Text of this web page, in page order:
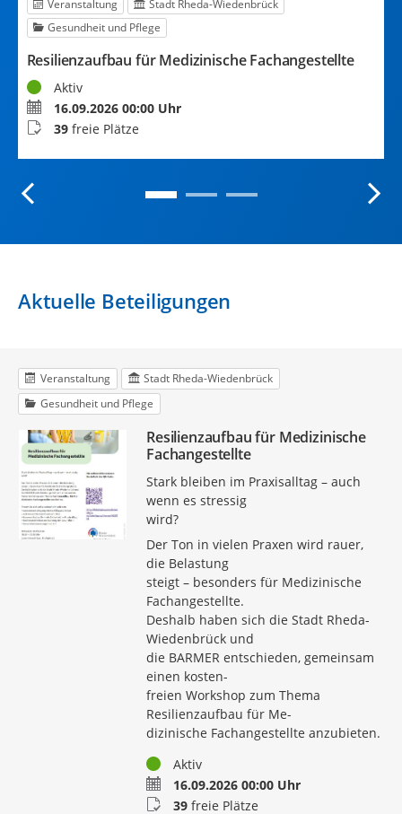
Veranstaltung
Stadt Rheda-Wiedenbrück
Gesundheit und Pflege
Resilienzaufbau für Medizinische Fachangestellte
StatusAktiv
Termin16.09.2026 00:00 Uhr
Buchungsstatus
39freie Plätze
Aktuelle Beteiligungen
Veranstaltung
Stadt Rheda-Wiedenbrück
Gesundheit und Pflege
Resilienzaufbau für Medizinische
Fachangestellte
Stark bleiben im Praxisalltag – auch
wenn es stressig
wird?
Der Ton in vielen Praxen wird rauer,
die Belastung
steigt – besonders für Medizinische
Fachangestellte.
Deshalb haben sich die Stadt Rheda-
Wiedenbrück und
die BARMER entschieden, gemeinsam
einen kosten-
freien Workshop zum Thema
Resilienzaufbau für Me-
dizinische Fachangestellte anzubieten.
StatusAktiv
Termin16.09.2026 00:00 Uhr
Buchungsstatus
39freie Plätze